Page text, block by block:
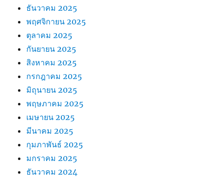
ธันวาคม 2025
พฤศจิกายน 2025
ตุลาคม 2025
กันยายน 2025
สิงหาคม 2025
กรกฎาคม 2025
มิถุนายน 2025
พฤษภาคม 2025
เมษายน 2025
มีนาคม 2025
กุมภาพันธ์ 2025
มกราคม 2025
ธันวาคม 2024